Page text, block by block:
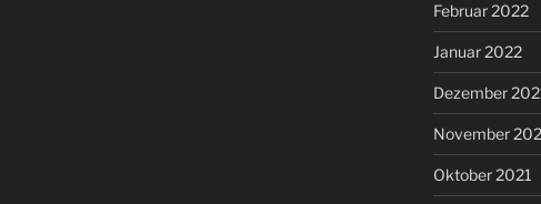
Februar 2022
Januar 2022
Dezember
November
Oktober 2021